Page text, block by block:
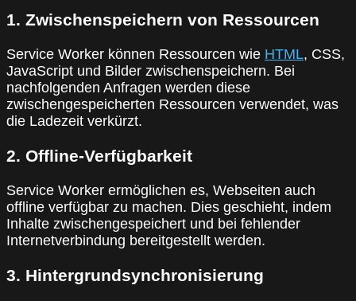
1. Zwischenspeichern von Ressourcen
Service Worker können Ressourcen wie HTML, CSS,
JavaScript und Bilder zwischenspeichern. Bei
nachfolgenden Anfragen werden diese
zwischengespeicherten Ressourcen verwendet, was
die Ladezeit verkürzt.
2. Offline-Verfügbarkeit
Service Worker ermöglichen es, Webseiten auch
offline verfügbar zu machen. Dies geschieht, indem
Inhalte zwischengespeichert und bei fehlender
Internetverbindung bereitgestellt werden.
3. Hintergrundsynchronisierung